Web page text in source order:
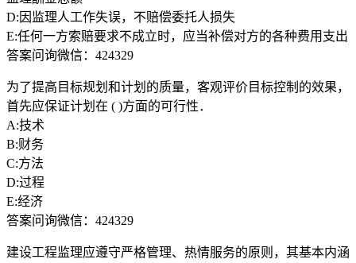
D:因监理人工作失误，不赔偿委托人损失
E:任何一方索赔要求不成立时，应当补偿对方的各种费用支出
答案问询微信：424329
为了提高目标规划和计划的质量，客观评价目标控制的效果，
首先应保证计划在 ( )方面的可行性．
A:技术
B:财务
C:方法
D:过程
E:经济
答案问询微信：424329
建设工程监理应遵守严格管理、热情服务的原则，其基本内涵